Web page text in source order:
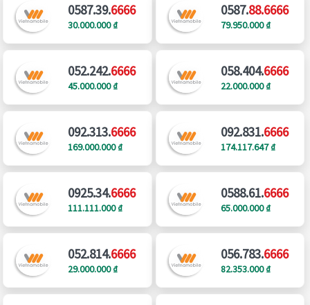
0587.39.6666
30.000.000 ₫
0587.88.6666
79.950.000 ₫
052.242.6666
45.000.000 ₫
058.404.6666
22.000.000 ₫
092.313.6666
169.000.000 ₫
092.831.6666
174.117.647 ₫
0925.34.6666
111.111.000 ₫
0588.61.6666
65.000.000 ₫
052.814.6666
29.000.000 ₫
056.783.6666
82.353.000 ₫